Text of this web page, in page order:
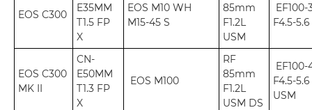
EOS C300
E35MM
T1.5 FP
X
EOS M10 WH
M15-45 S
85mm
F1.2L
USM
F4.5-
EOS C300
MK II
CN-
E50MM
T1.3 FP
X
EOS M100
RF
85mm
F1.2L
USM DS
F4.5-
USM